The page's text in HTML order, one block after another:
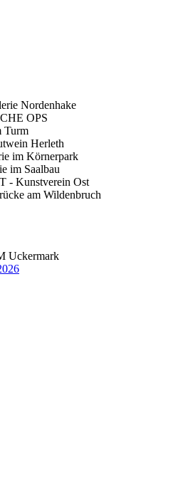
Nordenhake
OPS
Turm
Herleth
im Körnerpark
im Saalbau
- Kunstverein Ost
am Wildenbruch
Uckermark